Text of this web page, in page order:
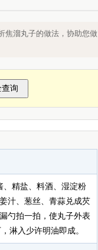
焦溜丸子的做法，协助您做
、精盐、料酒、湿淀粉
汁、葱丝、青蒜兑成芡
勺拍一拍，使丸子外表
淋入少许明油即成。